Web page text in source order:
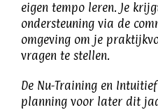
eigen tempo leren. Je
ondersteuning via de
omgeving om je
vragen te stellen.
De Nu-Training en
planning voor later dit